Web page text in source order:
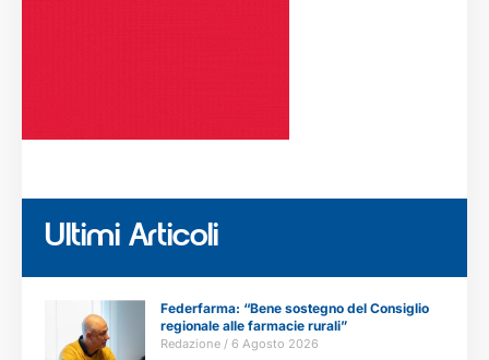
Ultimi Articoli
Federfarma: “Bene sostegno del Consiglio
regionale alle farmacie rurali”
Redazione 6 Agosto 2026